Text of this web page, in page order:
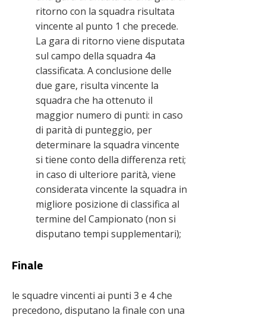
ritorno con la squadra risultata
vincente al punto 1 che precede.
La gara di ritorno viene disputata
sul campo della squadra 4a
classificata. A conclusione delle
due gare, risulta vincente la
squadra che ha ottenuto il
maggior numero di punti: in caso
di parità di punteggio, per
determinare la squadra vincente
si tiene conto della differenza reti;
in caso di ulteriore parità, viene
considerata vincente la squadra in
migliore posizione di classifica al
termine del Campionato (non si
disputano tempi supplementari);
Finale
le squadre vincenti ai punti 3 e 4 che
precedono, disputano la finale con una